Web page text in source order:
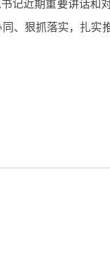
记近期重要讲话和
、 狠抓落实， 扎实